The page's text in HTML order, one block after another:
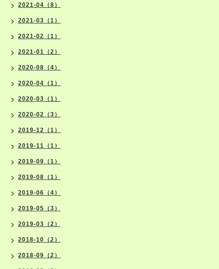
2021-04（8）
2021-03（1）
2021-02（1）
2021-01（2）
2020-08（4）
2020-04（1）
2020-03（1）
2020-02（3）
2019-12（1）
2019-11（1）
2019-09（1）
2019-08（1）
2019-06（4）
2019-05（3）
2019-03（2）
2018-10（2）
2018-09（2）